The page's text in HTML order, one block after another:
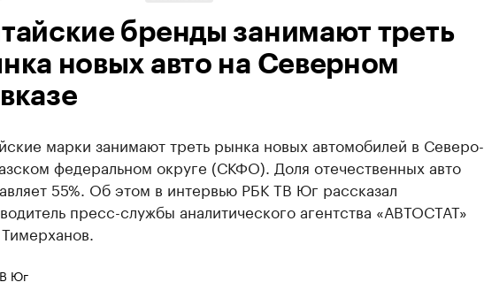
бренды занимают треть
новых авто на Северном
марки занимают треть рынка новых автомобилей в Северо-
федеральном округе (СКФО). Доля отечественных авто
55%. Об этом в интервью РБК ТВ Юг рассказал
пресс-службы аналитического агентства «АВТОСТАТ»
Юг